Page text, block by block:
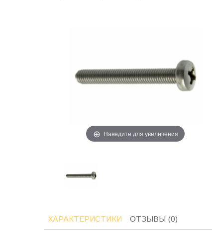
Наведите для увеличения
ХАРАКТЕРИСТИКИ ОТЗЫВЫ (0)